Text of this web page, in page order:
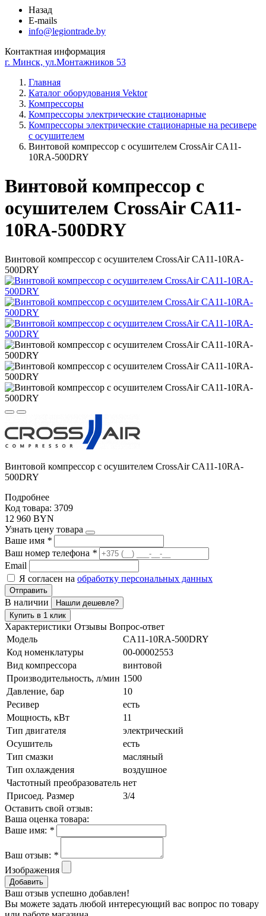
Назад
E-mails
info@legiontrade.by
Контактная информация
г. Минск, ул.Монтажников 53
Главная
Каталог оборудования Vektor
Компрессоры
Компрессоры электрические стационарные
Компрессоры электрические стационарные на ресивере
с осушителем
Винтовой компрессор с осушителем CrossAir CA11-
10RA-500DRY
Винтовой компрессор с
осушителем CrossAir CA11-
10RA-500DRY
Винтовой компрессор с осушителем CrossAir CA11-10RA-
500DRY
Винтовой компрессор с осушителем CrossAir CA11-10RA-
500DRY
Подробнее
Код товара: 3709
12 960 BYN
Узнать цену товара
Ваше имя *
Ваш номер телефона *
Email
Я согласен на обработку персональных данных
Отправить
В наличии
Нашли дешевле?
Купить в 1 клик
Характеристики Отзывы Вопрос-ответ
Модель
CA11-10RA-500DRY
Код номенклатуры
00-00002553
Вид компрессора
винтовой
Производительность, л/мин 1500
Давление, бар
10
Ресивер
есть
Мощность, кВт
11
Тип двигателя
электрический
Осушитель
есть
Тип смазки
масляный
Тип охлаждения
воздушное
Частотный преобразователь нет
Присоед. Размер
3/4
Оставить свой отзыв:
Ваша оценка товара:
Ваше имя: *
Ваш отзыв: *
Изображения
Добавить
Ваш отзыв успешно добавлен!
Вы можете задать любой интересующий вас вопрос по товару